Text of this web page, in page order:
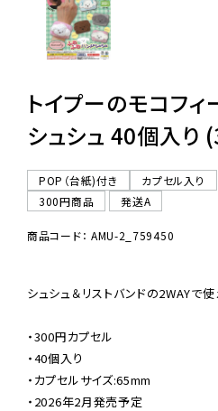
06-6282-
トイプーのモコフ
シュシュ 40個入り
POP（台紙)付き
カプセル入り
300円商品
発送A
商品コード： AMU-2_759450
シュシュ＆リストバンドの2WAYで使
・300円カプセル
・40個入り
・カプセルサイズ:65mm
・2026年2月発売予定